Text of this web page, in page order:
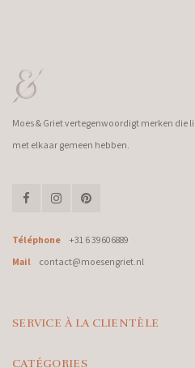
Moes & Griet vertegenwoordigt merken die
met elkaar gemeen hebben.
Téléphone
+31 6 39606889
Mail
contact@moesengriet.nl
SERVICE À LA CLIENTÈLE
CATÉGORIES